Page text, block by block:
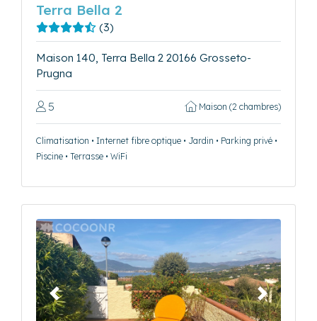
Terra Bella 2
(3)
Maison 140, Terra Bella 2 20166 Grosseto-
Prugna
5 Maison (2 chambres)
Climatisation • Internet fibre optique • Jardin • Parking privé •
Piscine • Terrasse • WiFi
Précédent Suivant